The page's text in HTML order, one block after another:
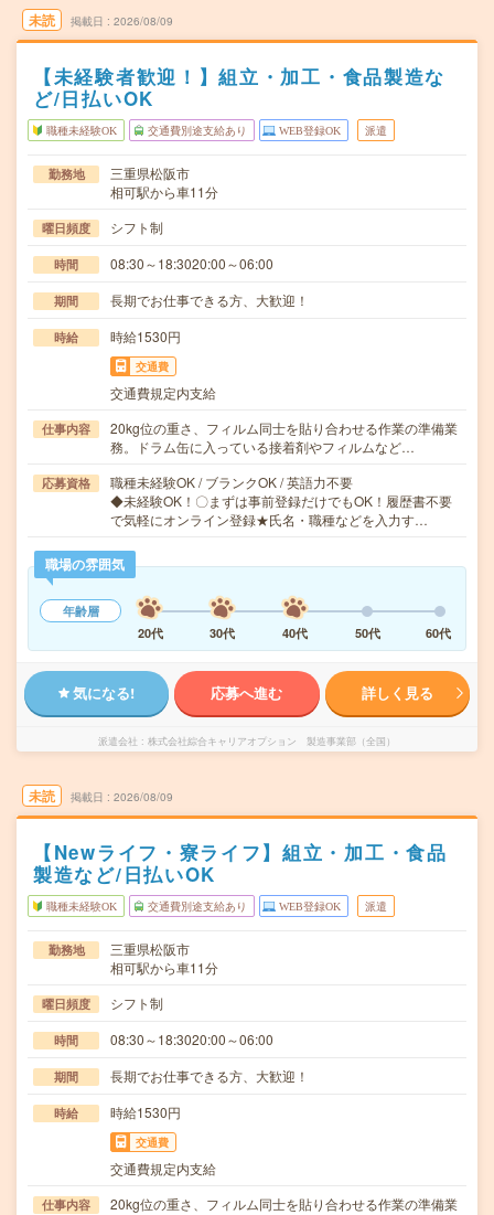
未読 掲載日 2026/08/09
【未経験者歓迎！】組立・加工・食品製造な
ど/日払いOK
職種未経験OK 交通費別途支給あり WEB登録OK 派遣
勤務地
三重県松阪市
相可駅から車11分
曜日頻度 シフト制
時間 08:30～18:3020:00～06:00
期間 長期でお仕事できる方、大歓迎！
時給 時給1530円
交通費
交通費規定内支給
仕事内容
20kg位の重さ、フィルム同士を貼り合わせる作業の準備業
務。ドラム缶に入っている接着剤やフィルムなど…
応募資格
職種未経験OK / ブランクOK / 英語力不要
◆未経験OK！〇まずは事前登録だけでもOK！履歴書不要
で気軽にオンライン登録★氏名・職種などを入力す…
職場の雰囲気
年齢層
20代
30代 40代 50代 60代
気になる! 応募へ進む 詳しく見る
派遣会社 株式会社綜合キャリアオプション 製造事業部（全国）
未読 掲載日 2026/08/09
【Newライフ・寮ライフ】組立・加工・食品
製造など/日払いOK
職種未経験OK 交通費別途支給あり WEB登録OK 派遣
勤務地
三重県松阪市
相可駅から車11分
曜日頻度 シフト制
時間 08:30～18:3020:00～06:00
期間 長期でお仕事できる方、大歓迎！
時給 時給1530円
交通費
交通費規定内支給
仕事内容
20kg位の重さ、フィルム同士を貼り合わせる作業の準備業